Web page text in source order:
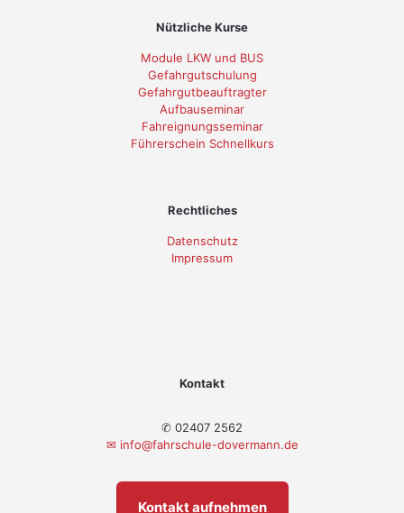
Nützliche Kurse
Module LKW und BUS
Gefahrgutschulung
Gefahrgutbeauftragter
Aufbauseminar
Fahreignungsseminar
Führerschein Schnellkurs
Rechtliches
Datenschutz
Impressum
Kontakt
✆ 02407 2562
✉ info@fahrschule-dovermann.de
Kontakt aufnehmen